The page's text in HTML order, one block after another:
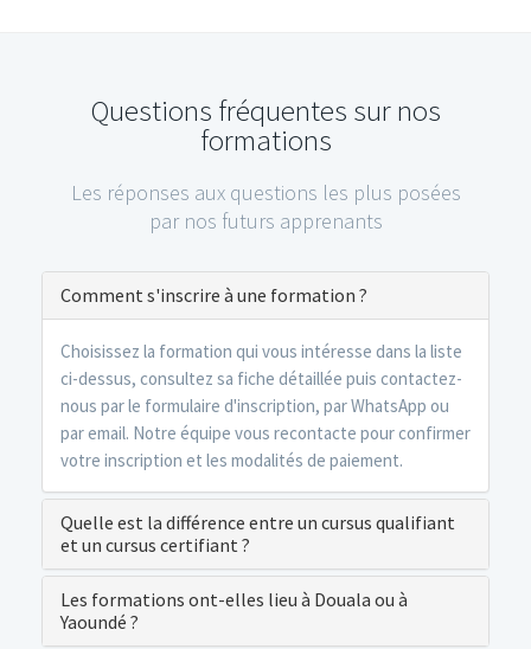
Questions fréquentes sur nos
formations
Les réponses aux questions les plus posées
par nos futurs apprenants
Comment s'inscrire à une formation ?
Choisissez la formation qui vous intéresse dans la liste
ci-dessus, consultez sa fiche détaillée puis contactez-
nous par le formulaire d'inscription, par WhatsApp ou
par email. Notre équipe vous recontacte pour confirmer
votre inscription et les modalités de paiement.
Quelle est la différence entre un cursus qualifiant
et un cursus certifiant ?
Les formations ont-elles lieu à Douala ou à
Yaoundé ?